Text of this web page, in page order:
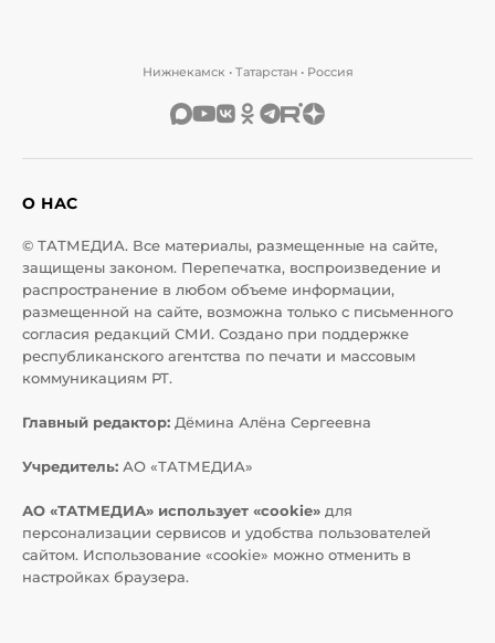
Нижнекамск • Татарстан • Россия
О НАС
© ТАТМЕДИА. Все материалы, размещенные на сайте,
защищены законом. Перепечатка, воспроизведение и
распространение в любом объеме информации,
размещенной на сайте, возможна только с письменного
согласия редакций СМИ. Создано при поддержке
республиканского агентства по печати и массовым
коммуникациям РТ.
Главный редактор: Дёмина Алёна Сергеевна
Учредитель: АО «ТАТМЕДИА»
АО «ТАТМЕДИА» использует «cookie» для
персонализации сервисов и удобства пользователей
сайтом. Использование «cookie» можно отменить в
настройках браузера.